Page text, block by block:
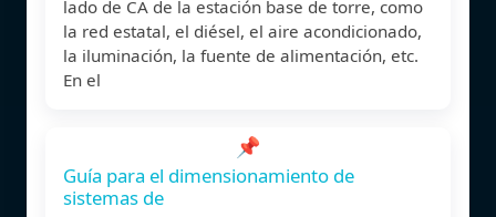
lado de CA de la estación base de torre, como
la red estatal, el diésel, el aire acondicionado,
la iluminación, la fuente de alimentación, etc.
En el
📌
Guía para el dimensionamiento de
sistemas de